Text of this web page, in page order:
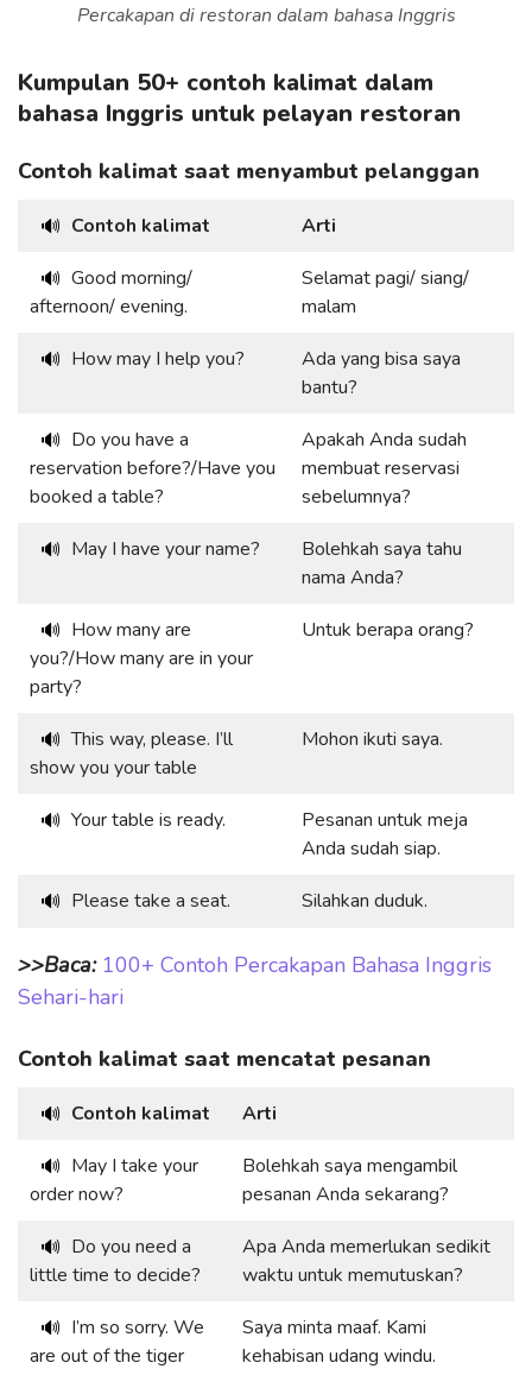
Percakapan di restoran dalam bahasa Inggris
Kumpulan 50+ contoh kalimat dalam
bahasa Inggris untuk pelayan restoran
Contoh kalimat saat menyambut pelanggan
🔊 Contoh kalimat Arti
🔊 Good morning/
afternoon/ evening.
Selamat pagi/ siang/
malam
🔊 How may I help you?
Ada yang bisa saya
bantu?
🔊 Do you have a
reservation before?/Have you
booked a table?
Apakah Anda sudah
membuat reservasi
sebelumnya?
🔊 May I have your name?
Bolehkah saya tahu
nama Anda?
🔊 How many are
you?/How many are in your
party?
Untuk berapa orang?
🔊 This way, please. I’ll
show you your table
Mohon ikuti saya.
🔊 Your table is ready.
Pesanan untuk meja
Anda sudah siap.
🔊 Please take a seat. Silahkan duduk.
>>Baca: 100+ Contoh Percakapan Bahasa Inggris
Sehari-hari
Contoh kalimat saat mencatat pesanan
🔊 Contoh kalimat Arti
🔊 May I take your
order now?
Bolehkah saya mengambil
pesanan Anda sekarang?
🔊 Do you need a
little time to decide?
Apa Anda memerlukan sedikit
waktu untuk memutuskan?
🔊 I’m so sorry. We
are out of the tiger
Saya minta maaf. Kami
kehabisan udang windu.